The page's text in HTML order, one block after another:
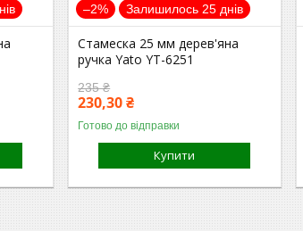
–2% Залишилось 25 днів
Стамеска 25 мм дерев'яна
ручка Yato YT-6251
235 ₴
230,30 ₴
Готово до відправки
Купити